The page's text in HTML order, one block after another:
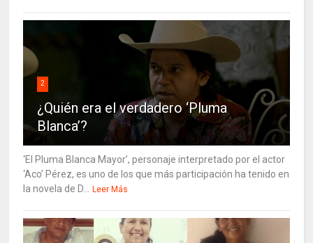
2
¿Quién era el verdadero ‘Pluma
Blanca’?
‘El Pluma Blanca Mayor’, personaje interpretado por el actor
‘Aco’ Pérez, es uno de los que más participación ha tenido en
la novela de D... Leer Más